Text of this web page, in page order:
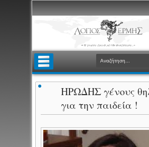
ΗΡΩΔΗΣ γένους
για την παιδεία !